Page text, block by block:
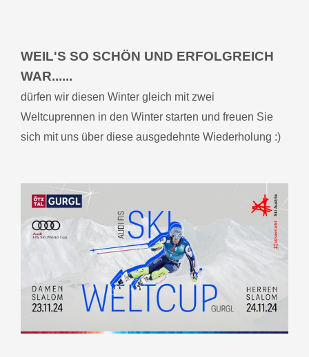
WEIL'S SO SCHÖN UND ERFOLGREICH
WAR......
dürfen wir diesen Winter gleich mit zwei
Weltcuprennen in den Winter starten und freuen Sie
sich mit uns über diese ausgedehnte Wiederholung :)